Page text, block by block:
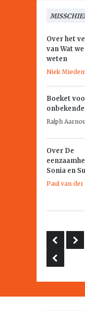
Over het
vanWat
weten
Niek
Boeket
onbekende
Ralph
Over De
Sonia en
Paul van der